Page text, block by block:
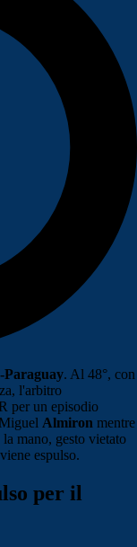
. Al 48°, con
l'arbitro
per un episodio
Almiron mentre
mano, gesto vietato
espulso.
per il